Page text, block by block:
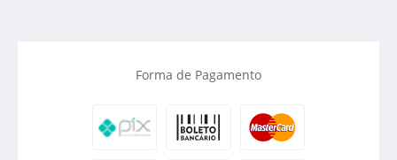
Forma de Pagamento